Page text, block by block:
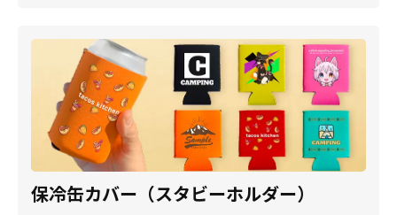
保冷缶カバー（スタビーホルダー）